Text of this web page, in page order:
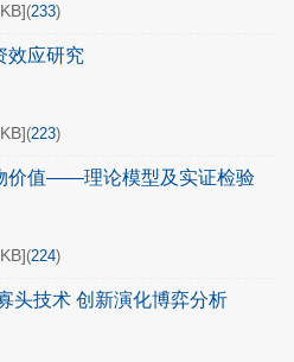
](233)
效应研究
](223)
价值——理论模型及实证检验
](224)
头技术 创新演化博弈分析